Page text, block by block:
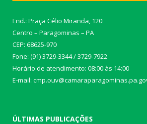
End.: Praça Célio Miranda, 120
Centro – Paragominas – PA
CEP: 68625-970
Fone: (91) 3729-3344 / 3729-7922
Horário de atendimento: 08:00 às 14:00
E-mail:
ÚLTIMAS PUBLICAÇÕES